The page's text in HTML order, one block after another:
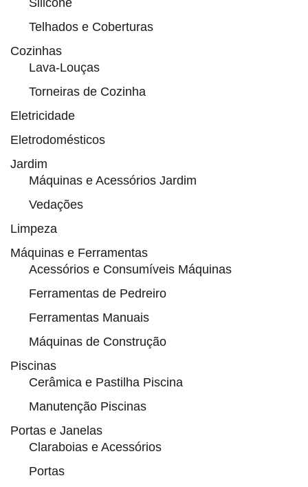
Telhados e Coberturas
Cozinhas
Lava-Louças
Torneiras de Cozinha
Eletricidade
Eletrodomésticos
Jardim
Máquinas e Acessórios Jardim
Vedações
Limpeza
Máquinas e Ferramentas
Acessórios e Consumíveis Máquinas
Ferramentas de Pedreiro
Ferramentas Manuais
Máquinas de Construção
Piscinas
Cerâmica e Pastilha Piscina
Manutenção Piscinas
Portas e Janelas
Claraboias e Acessórios
Portas